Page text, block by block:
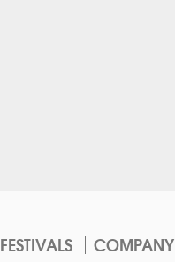
FESTIVALS COMPANY